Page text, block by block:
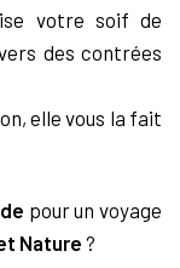
votre soif de
des contrées
elle vous la fait
pour un voyage
Nature ?